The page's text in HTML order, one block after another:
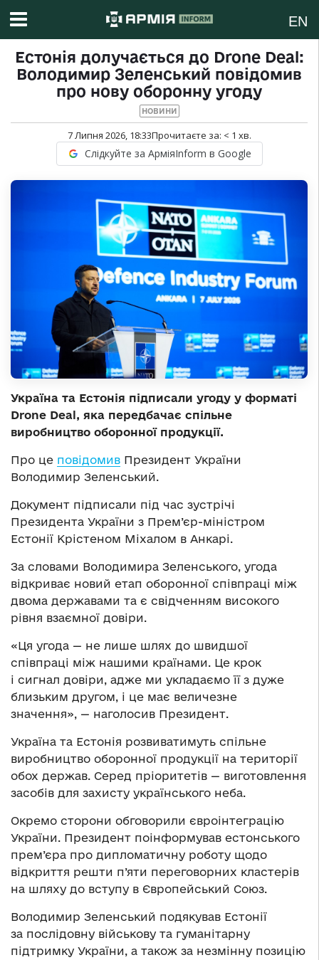
EN
Естонія долучається до Drone Deal:
Володимир Зеленський повідомив
про нову оборонну угоду
НОВИНИ
7 Липня 2026, 18:33Прочитаєте за: < 1 хв.
Слідкуйте за АрміяInform в Google
Україна та Естонія підписали угоду у форматі
Drone Deal, яка передбачає спільне
виробництво оборонної продукції.
Про це повідомив Президент України
Володимир Зеленський.
Документ підписали під час зустрічі
Президента України з Прем’єр-міністром
Естонії Крістеном Міхалом в Анкарі.
За словами Володимира Зеленського, угода
відкриває новий етап оборонної співпраці між
двома державами та є свідченням високого
рівня взаємної довіри.
«Ця угода — не лише шлях до швидшої
співпраці між нашими країнами. Це крок
і сигнал довіри, адже ми укладаємо її з дуже
близьким другом, і це має величезне
значення», — наголосив Президент.
Україна та Естонія розвиватимуть спільне
виробництво оборонної продукції на території
обох держав. Серед пріоритетів — виготовлення
засобів для захисту українського неба.
Окремо сторони обговорили євроінтеграцію
України. Президент поінформував естонського
прем’єра про дипломатичну роботу щодо
відкриття решти п’яти переговорних кластерів
на шляху до вступу в Європейський Союз.
Володимир Зеленський подякував Естонії
за послідовну військову та гуманітарну
підтримку України, а також за незмінну позицію